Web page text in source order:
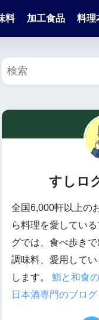
料 加工食品 料理
すしロ
全国6,000軒以上の
ら料理を愛してい
グでは、食べ歩き
調味料、愛用して
します。 鮨と和食
日本酒専門のブログ